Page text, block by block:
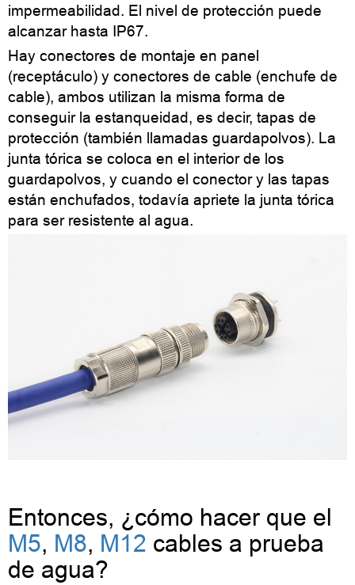
impermeabilidad. El nivel de protección puede
alcanzar hasta IP67.
Hay conectores de montaje en panel
(receptáculo) y conectores de cable (enchufe de
cable), ambos utilizan la misma forma de
conseguir la estanqueidad, es decir, tapas de
protección (también llamadas guardapolvos). La
junta tórica se coloca en el interior de los
guardapolvos, y cuando el conector y las tapas
están enchufados, todavía apriete la junta tórica
para ser resistente al agua.
Entonces, ¿cómo hacer que el
M5, M8, M12 cables a prueba
de agua?